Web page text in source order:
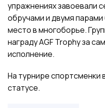
упражнениях завоевали
обручами и двумя парами
место в многоборье.
награду AGF Trophy за
исполнение.
На турнире спортсменки
статусе.